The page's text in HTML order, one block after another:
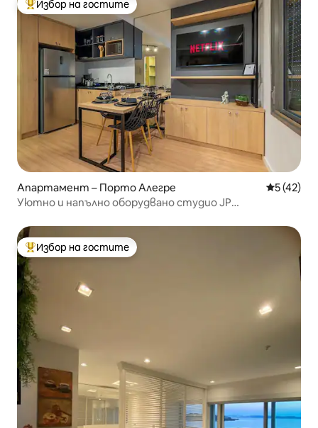
Най-популярен избор на гостите
Избор на гостите
Апартамент – Порто Алегре Средна
5 (42)
Уютно и напълно оборудвано студио JP
Най-популярен избор на гостите
Избор на гостите